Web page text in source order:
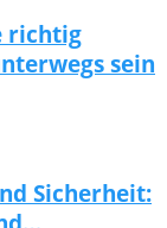
richtig
sein
Sicherheit: